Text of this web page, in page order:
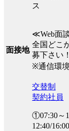
ス
面接地
≪Web面
全国どこ
募下さい！
※通信環
交替制
契約社員
①07:30～
12:40/